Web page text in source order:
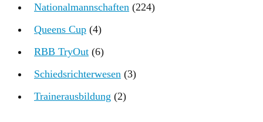
Nationalmannschaften (224)
Queens Cup (4)
RBB TryOut (6)
Schiedsrichterwesen (3)
Trainerausbildung (2)